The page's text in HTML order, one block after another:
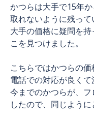
かつらは大手で15年か
取れないように残って
大手の価格に疑問を
こを見つけました。
こちらではかつらの価
電話での対応が良くて
今までのかつらが、
したので、同じように